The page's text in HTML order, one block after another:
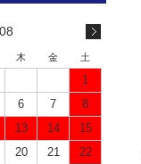
木 金 土
1
6 7
8
13 14
15
20 21
22